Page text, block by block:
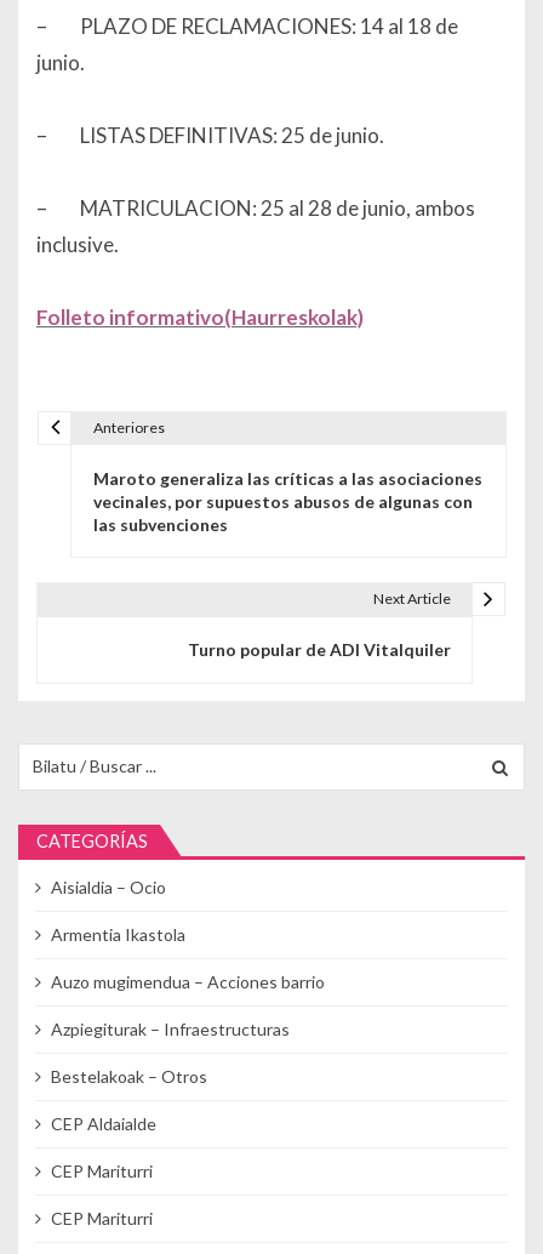
– PLAZO DE RECLAMACIONES: 14 al 18 de
junio.
– LISTAS DEFINITIVAS: 25 de junio.
– MATRICULACION: 25 al 28 de junio, ambos
inclusive.
Folleto informativo(Haurreskolak)
Anteriores
Maroto generaliza las críticas a las asociaciones
vecinales, por supuestos abusos de algunas con
las subvenciones
Next Article
Turno popular de ADI Vitalquiler
CATEGORÍAS
Aisialdia – Ocio
Armentia Ikastola
Auzo mugimendua – Acciones barrio
Azpiegiturak – Infraestructuras
Bestelakoak – Otros
CEP Aldaialde
CEP Mariturri
CEP Mariturri